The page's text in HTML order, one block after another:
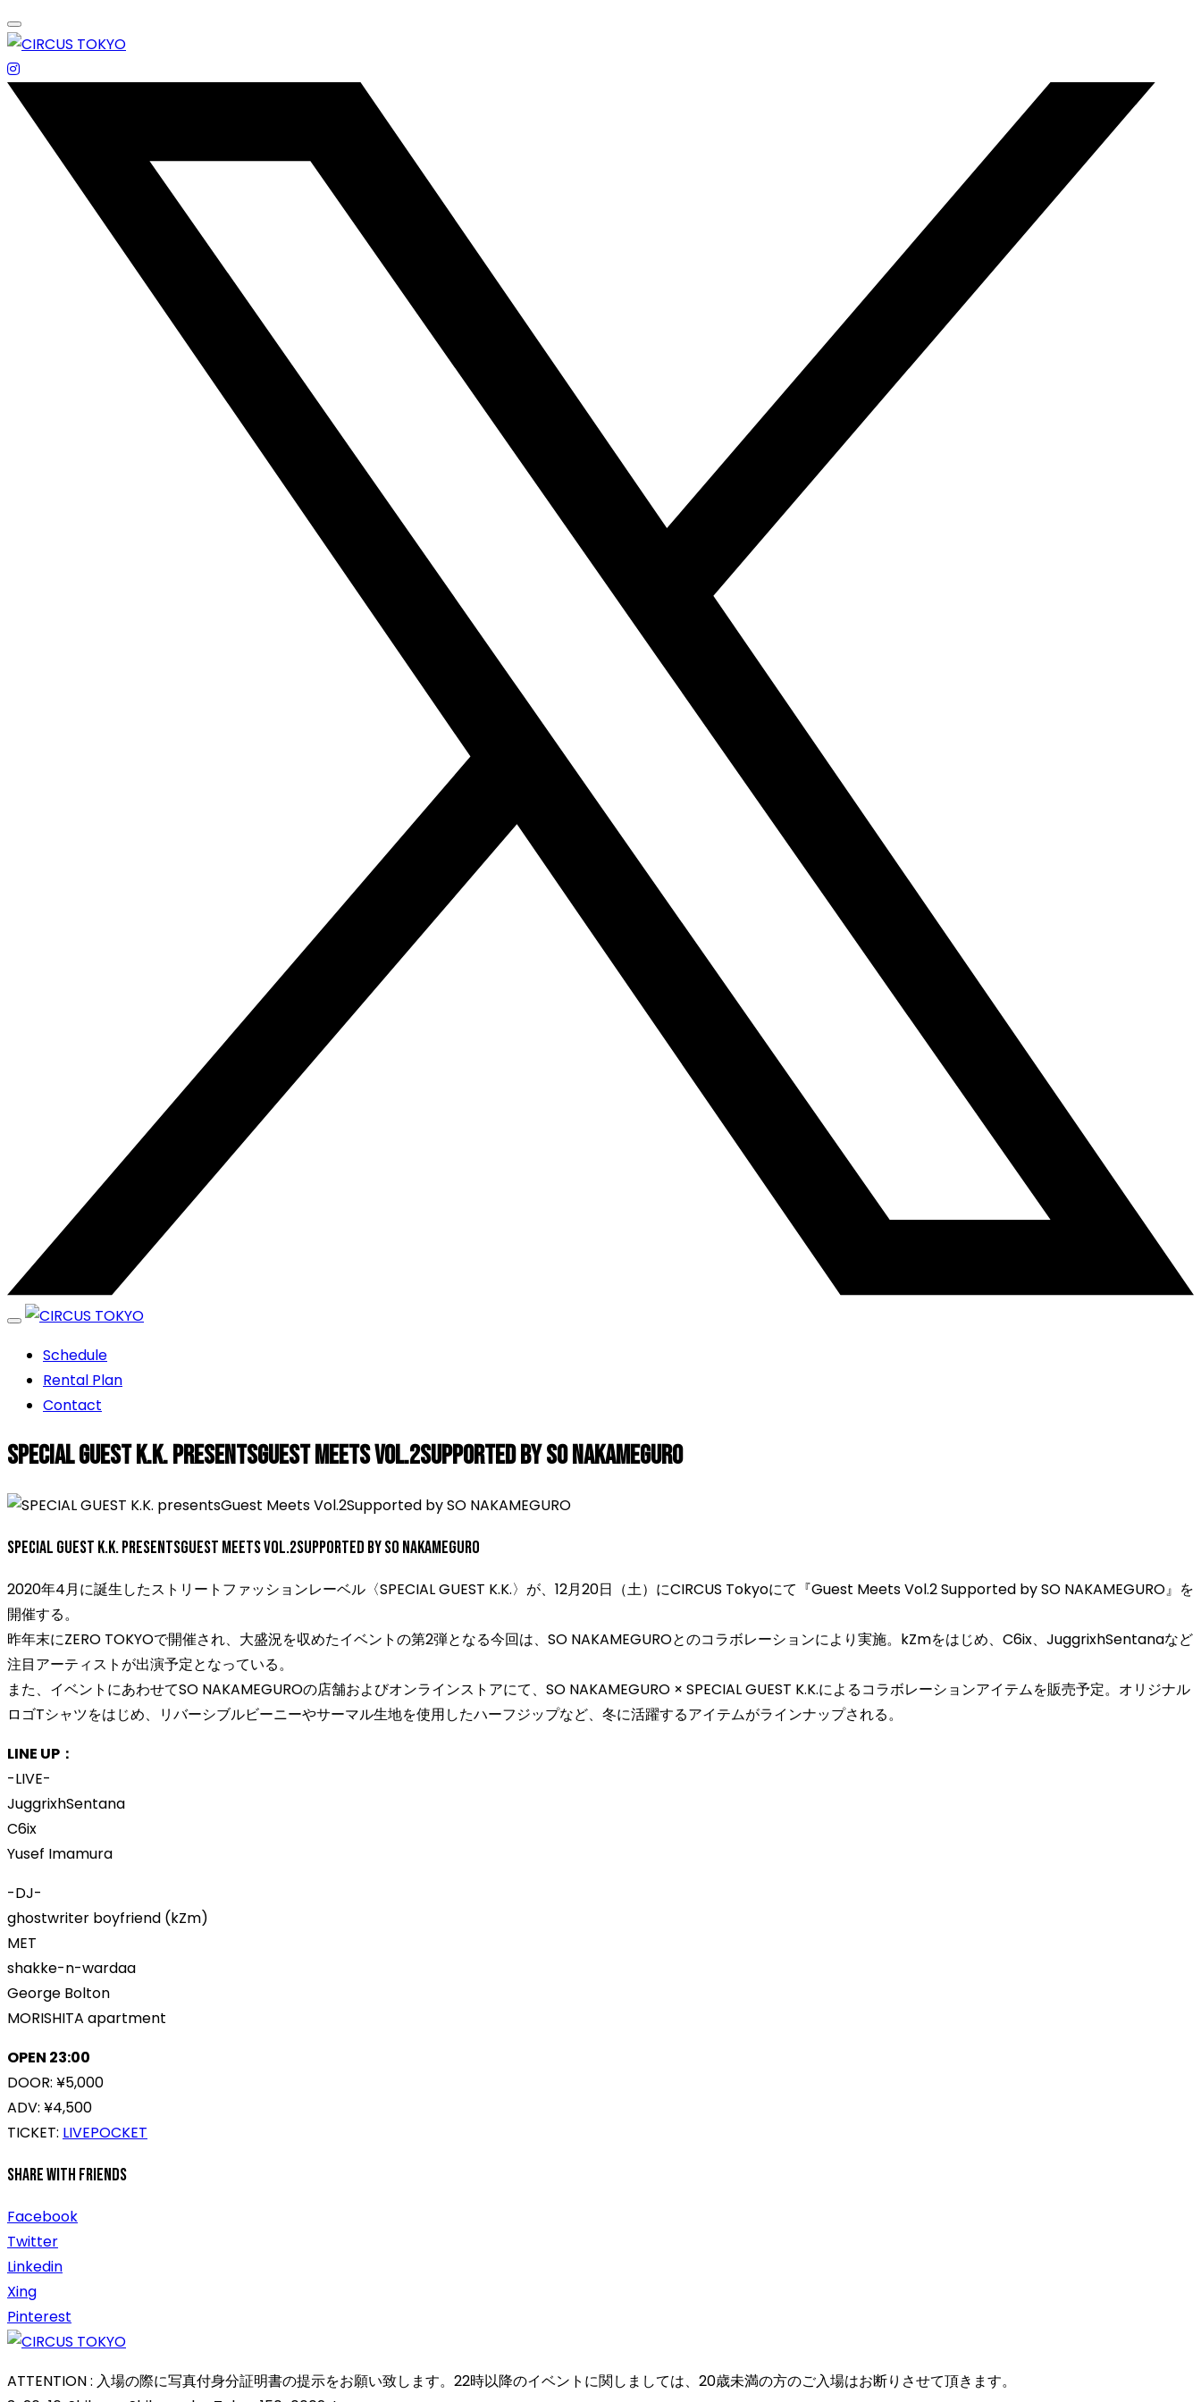
Skip
to
content
エンターテイメントスペース
CIRCUS TOKYO
エンターテイメントスペース
Schedule
Rental Plan
Contact
SPECIAL GUEST K.K. presentsGuest Meets Vol.2Supported by SO NAKAMEGURO
SPECIAL GUEST K.K. presentsGuest Meets Vol.2Supported by SO NAKAMEGURO
2020年4月に誕生したストリートファッションレーベル〈SPECIAL GUEST K.K.〉が、12月20日（土）にCIRCUS Tokyoにて『Guest Meets Vol.2 Supported by SO NAKAMEGURO』を
開催する。
昨年末にZERO TOKYOで開催され、大盛況を収めたイベントの第2弾となる今回は、SO NAKAMEGUROとのコラボレーションにより実施。kZmをはじめ、C6ix、JuggrixhSentanaなど
注目アーティストが出演予定となっている。
また、イベントにあわせてSO NAKAMEGUROの店舗およびオンラインストアにて、SO NAKAMEGURO × SPECIAL GUEST K.K.によるコラボレーションアイテムを販売予定。オリジナル
ロゴTシャツをはじめ、リバーシブルビーニーやサーマル生地を使用したハーフジップなど、冬に活躍するアイテムがラインナップされる。
LINE UP：
-LIVE-
JuggrixhSentana
C6ix
Yusef Imamura
-DJ-
ghostwriter boyfriend (kZm)
MET
shakke-n-wardaa
George Bolton
MORISHITA apartment
OPEN 23:00
DOOR: ¥5,000
ADV: ¥4,500
TICKET: LIVEPOCKET
Share With Friends
Facebook
Twitter
Linkedin
Xing
Pinterest
ATTENTION : 入場の際に写真付身分証明書の提示をお願い致します。22時以降のイベントに関しましては、20歳未満の方のご入場はお断りさせて頂きます。